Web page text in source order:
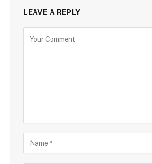
LEAVE A REPLY